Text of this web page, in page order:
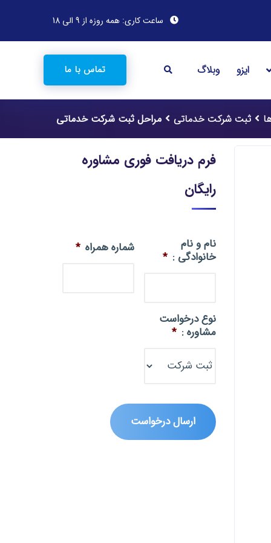
ساعت کاری: همه روزه از 9 الی 18
ایزو وبلاگ تماس با ما
ثبت شرکت خدماتی مراحل ثبت شرکت خدماتی
فرم دریافت فوری مشاوره
رایگان
نام و نام
خانوادگی : *
شماره همراه *
نوع درخواست
مشاوره : *